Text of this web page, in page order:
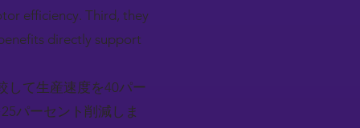
efficiency. Third, they
directly support
して生産速度を40パー
パーセント削減しま